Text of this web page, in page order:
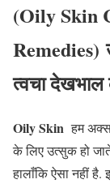
(Oily Skin
Remedies)
त्वचा
Oily Skin हम
के लिए उत्सुक हो
हालाँकि ऐसा नहीं